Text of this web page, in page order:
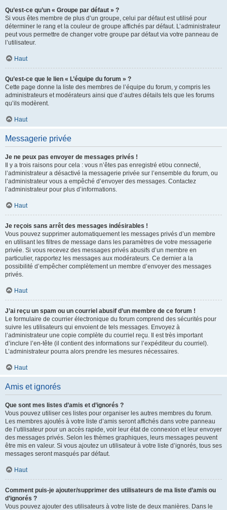
Qu’est-ce qu’un « Groupe par défaut » ?
Si vous êtes membre de plus d’un groupe, celui par défaut est utilisé pour
déterminer le rang et la couleur de groupe affichés par défaut. L’administrateur
peut vous permettre de changer votre groupe par défaut via votre panneau de
l’utilisateur.
Haut
Qu’est-ce que le lien « L’équipe du forum » ?
Cette page donne la liste des membres de l’équipe du forum, y compris les
administrateurs et modérateurs ainsi que d’autres détails tels que les forums
qu’ils modèrent.
Haut
Messagerie privée
Je ne peux pas envoyer de messages privés !
Il y a trois raisons pour cela : vous n’êtes pas enregistré et/ou connecté,
l’administrateur a désactivé la messagerie privée sur l’ensemble du forum, ou
l’administrateur vous a empêché d’envoyer des messages. Contactez
l’administrateur pour plus d’informations.
Haut
Je reçois sans arrêt des messages indésirables !
Vous pouvez supprimer automatiquement les messages privés d’un membre
en utilisant les filtres de message dans les paramètres de votre messagerie
privée. Si vous recevez des messages privés abusifs d’un membre en
particulier, rapportez les messages aux modérateurs. Ce dernier a la
possibilité d’empêcher complètement un membre d’envoyer des messages
privés.
Haut
J’ai reçu un spam ou un courriel abusif d’un membre de ce forum !
Le formulaire de courrier électronique du forum comprend des sécurités pour
suivre les utilisateurs qui envoient de tels messages. Envoyez à
l’administrateur une copie complète du courriel reçu. Il est très important
d’inclure l’en-tête (il contient des informations sur l’expéditeur du courriel).
L’administrateur pourra alors prendre les mesures nécessaires.
Haut
Amis et ignorés
Que sont mes listes d’amis et d’ignorés ?
Vous pouvez utiliser ces listes pour organiser les autres membres du forum.
Les membres ajoutés à votre liste d’amis seront affichés dans votre panneau
de l’utilisateur pour un accès rapide, voir leur état de connexion et leur envoyer
des messages privés. Selon les thèmes graphiques, leurs messages peuvent
être mis en valeur. Si vous ajoutez un utilisateur à votre liste d’ignorés, tous ses
messages seront masqués par défaut.
Haut
Comment puis-je ajouter/supprimer des utilisateurs de ma liste d’amis ou
d’ignorés ?
Vous pouvez ajouter des utilisateurs à votre liste de deux manières. Dans le